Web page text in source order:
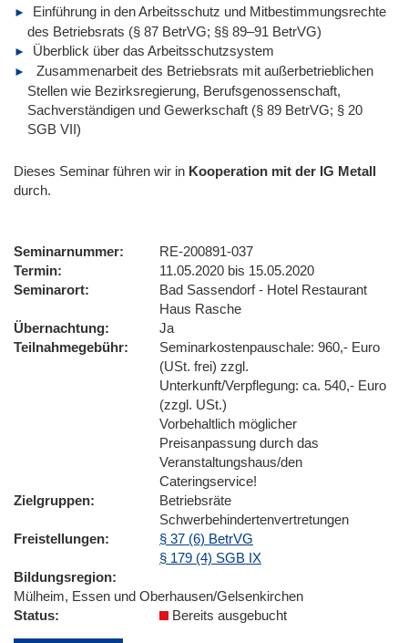
Einführung in den Arbeitsschutz und Mitbestimmungsrechte
des Betriebsrats (§ 87 BetrVG; §§ 89–91 BetrVG)
Überblick über das Arbeitsschutzsystem
Zusammenarbeit des Betriebsrats mit außerbetrieblichen
Stellen wie Bezirksregierung, Berufsgenossenschaft,
Sachverständigen und Gewerkschaft (§ 89 BetrVG; § 20
SGB VII)
Dieses Seminar führen wir in Kooperation mit der IG Metall
durch.
Seminarnummer
RE-200891-037
Termin
11.05.2020 bis 15.05.2020
Seminarort
Bad Sassendorf - Hotel Restaurant
Haus Rasche
Übernachtung
Ja
Teilnahmegebühr
Seminarkostenpauschale: 960,- Euro
(USt. frei) zzgl.
Unterkunft/Verpflegung: ca. 540,- Euro
(zzgl. USt.)
Vorbehaltlich möglicher
Preisanpassung durch das
Veranstaltungshaus/den
Cateringservice!
Zielgruppen
Betriebsräte
Schwerbehindertenvertretungen
Freistellungen
§ 37 (6) BetrVG
§ 179 (4) SGB IX
Bildungsregion
Mülheim, Essen und Oberhausen/Gelsenkirchen
Status
Bereits ausgebucht